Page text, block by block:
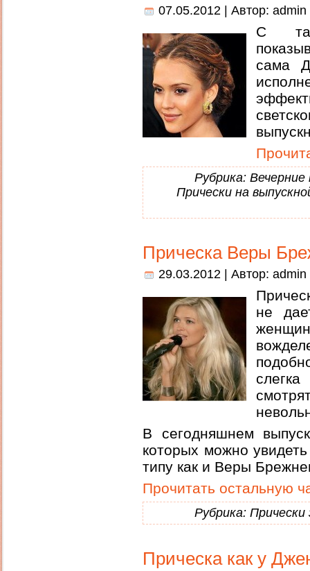
07.05.2012 | Автор: admin
С
сама
Рубрика: Вечерние
Прически на
Прическа Веры
29.03.2012 | Автор: admin
не
В сегодняшнем
которых можно
типу как и Веры
Прочитать остальную
Рубрика:
Прическа как у